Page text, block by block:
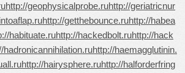
http://geophysicalprobe.ruhttp://geriatricnur
http://getthebounce.ruhttp://habea
habituate.ruhttp://hackedbolt.ruhttp://hack
hadronicannihilation.ruhttp://haemagglutinin.
http://hairysphere.ruhttp://halforderfring